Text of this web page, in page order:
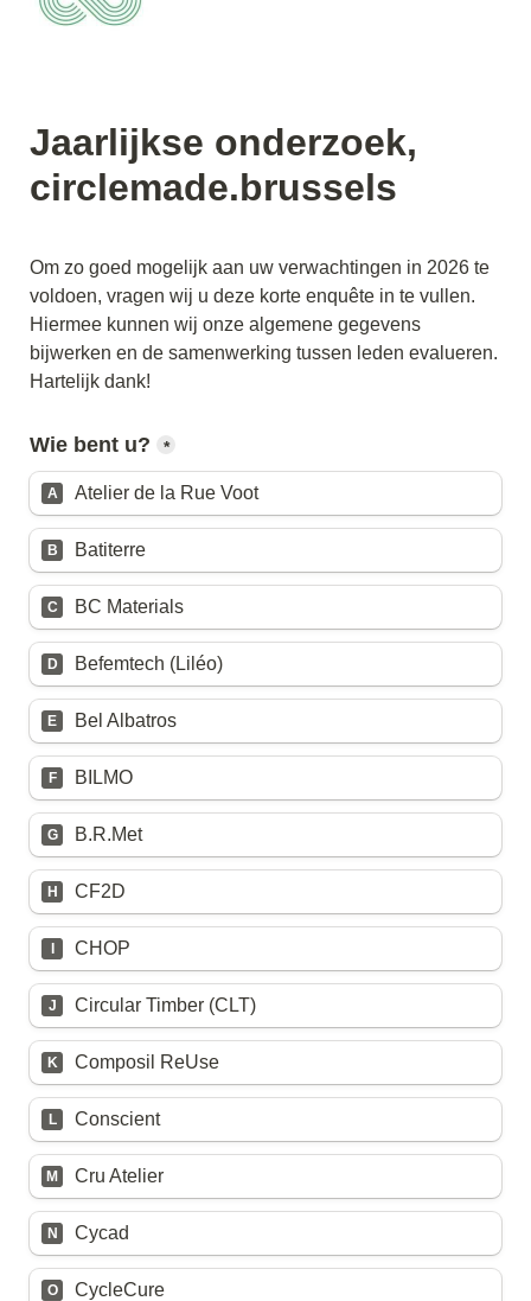
Jaarlijkse onderzoek,
circlemade.brussels
Om zo goed mogelijk aan uw verwachtingen in 2026 te
voldoen, vragen wij u deze korte enquête in te vullen.
Hiermee kunnen wij onze algemene gegevens
bijwerken en de samenwerking tussen leden evalueren.
Wie bent u? *
A Atelier de la Rue Voot
B Batiterre
C BC Materials
D Befemtech (Liléo)
E Bel Albatros
F BILMO
G B.R.Met
H CF2D
CHOP
J Circular Timber (CLT)
K Composil ReUse
L Conscient
M Cru Atelier
N Cycad
O CycleCure